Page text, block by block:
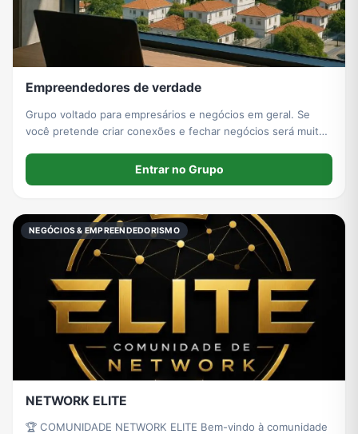
Empreendedores de verdade
Grupo voltado para empresários e negócios em geral. Se
você pretende criar conexões e fechar negócios será muito
Entrar no Grupo
NEGÓCIOS & EMPREENDEDORISMO
NETWORK ELITE
🏆 COMUNIDADE NETWORK ELITE Bem-vindo à comunidade